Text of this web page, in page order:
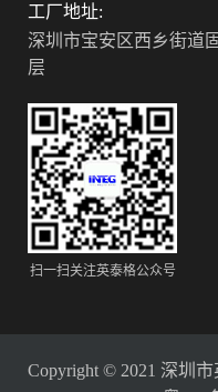
工厂地址:
深圳市宝安区西乡街道
层
扫一扫关注英泰格公众号
Copyright © 2021 深圳